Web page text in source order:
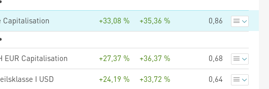
Capitalisation +33,08 % +35,36 % 0,86
EUR Capitalisation +27,37 % +36,37 % 0,68
I USD +24,19 % +33,72 % 0,64